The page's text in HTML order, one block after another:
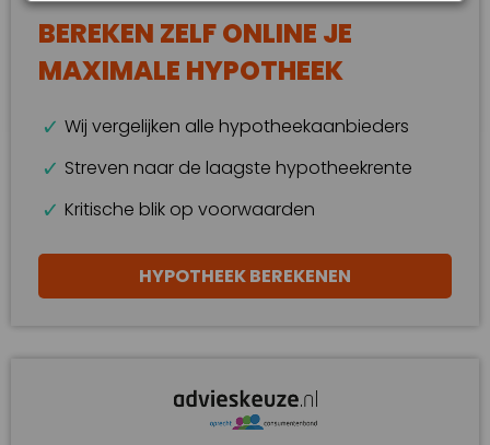
BEREKEN ZELF ONLINE JE
MAXIMALE HYPOTHEEK
Wij vergelijken alle hypotheekaanbieders
Streven naar de laagste hypotheekrente
Kritische blik op voorwaarden
HYPOTHEEK BEREKENEN